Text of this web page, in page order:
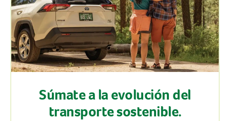
Súmate a la evolución del
transporte sostenible.